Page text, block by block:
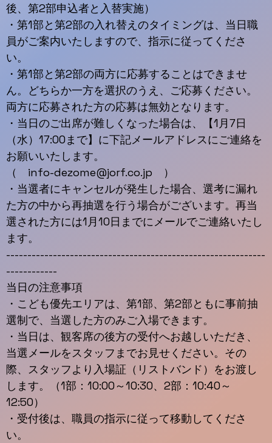
後、第2部申込者と入替実施）
・第1部と第2部の入れ替えのタイミングは、当日職
員がご案内いたしますので、指示に従ってくださ
い。
・第1部と第2部の両方に応募することはできませ
ん。どちらか一方を選択のうえ、ご応募ください。
両方に応募された方の応募は無効となります。
・当日のご出席が難しくなった場合は、【1月7日
（水）17:00まで】に下記メールアドレスにご連絡を
お願いいたします。
（ info-dezome@jorf.co.jp ）
・当選者にキャンセルが発生した場合、選考に漏れ
た方の中から再抽選を行う場合がございます。再当
選された方には1月10日までにメールでご連絡いたし
ます。
-------------------------------------------------------------
------------
当日の注意事項
・こども優先エリアは、第1部、第2部ともに事前抽
選制で、当選した方のみご入場できます。
・当日は、観客席の後方の受付へお越しいただき、
当選メールをスタッフまでお見せください。その
際、スタッフより入場証（リストバンド）をお渡し
します。（1部：10:00～10:30、2部：10:40～
12:50）
・受付後は、職員の指示に従って移動してくださ
い。